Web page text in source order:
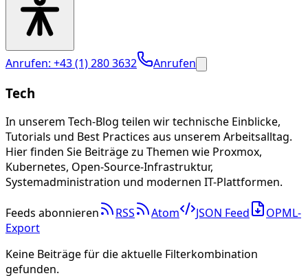
Anrufen: +43 (1) 280 3632 Anrufen
Tech
In unserem Tech-Blog teilen wir technische Einblicke,
Tutorials und Best Practices aus unserem Arbeitsalltag.
Hier finden Sie Beiträge zu Themen wie Proxmox,
Kubernetes, Open-Source-Infrastruktur,
Systemadministration und modernen IT-Plattformen.
Feeds abonnieren RSS Atom JSON Feed
OPML-
Export
Keine Beiträge für die aktuelle Filterkombination
gefunden.